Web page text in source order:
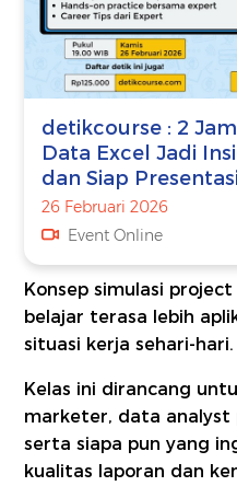
detikcourse : ⁠⁠⁠2
Data Excel Jadi
dan Siap Presentasi
26 Februari 2026
Event Online
Konsep simulasi
belajar terasa lebih
situasi kerja sehari-hari.
Kelas ini dirancang
marketer, data analyst
serta siapa pun yang
kualitas laporan dan